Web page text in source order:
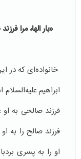
«بار الها، مرا
خانواده‌ای که در
ابراهیم
فرزند صالحی به
فرزند صالح را به
او را به پسری